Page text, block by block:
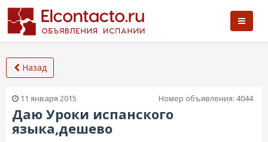
Назад
11 января 2015 Номер объявления: 4044
Даю Уроки испанского
языка,дешево